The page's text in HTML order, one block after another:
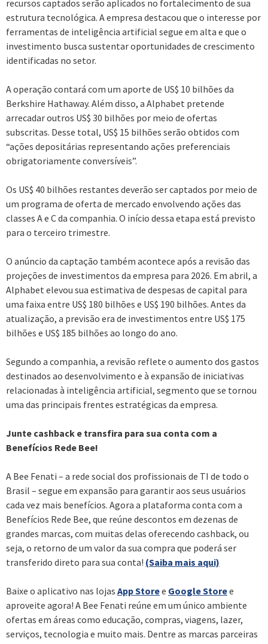
recursos captados serão aplicados no fortalecimento de sua
estrutura tecnológica. A empresa destacou que o interesse por
ferramentas de inteligência artificial segue em alta e que o
investimento busca sustentar oportunidades de crescimento
identificadas no setor.
A operação contará com um aporte de US$ 10 bilhões da
Berkshire Hathaway. Além disso, a Alphabet pretende
arrecadar outros US$ 30 bilhões por meio de ofertas
subscritas. Desse total, US$ 15 bilhões serão obtidos com
“ações depositárias representando ações preferenciais
obrigatoriamente conversíveis”.
Os US$ 40 bilhões restantes deverão ser captados por meio de
um programa de oferta de mercado envolvendo ações das
classes A e C da companhia. O início dessa etapa está previsto
para o terceiro trimestre.
O anúncio da captação também acontece após a revisão das
projeções de investimentos da empresa para 2026. Em abril, a
Alphabet elevou sua estimativa de despesas de capital para
uma faixa entre US$ 180 bilhões e US$ 190 bilhões. Antes da
atualização, a previsão era de investimentos entre US$ 175
bilhões e US$ 185 bilhões ao longo do ano.
Segundo a companhia, a revisão reflete o aumento dos gastos
destinados ao desenvolvimento e à expansão de iniciativas
relacionadas à inteligência artificial, segmento que se tornou
uma das principais frentes estratégicas da empresa.
Junte cashback e transfira para sua conta com a
Benefícios Rede Bee!
A Bee Fenati – a rede social dos profissionais de TI de todo o
Brasil – segue em expansão para garantir aos seus usuários
cada vez mais benefícios. Agora a plataforma conta com a
Benefícios Rede Bee, que reúne descontos em dezenas de
grandes marcas, com muitas delas oferecendo cashback, ou
seja, o retorno de um valor da sua compra que poderá ser
transferido direto para sua conta! (Saiba mais aqui)
Baixe o aplicativo nas lojas App Storee Google Storee
aproveite agora! A Bee Fenati reúne em um único ambiente
ofertas em áreas como educação, compras, viagens, lazer,
serviços, tecnologia e muito mais. Dentre as marcas parceiras